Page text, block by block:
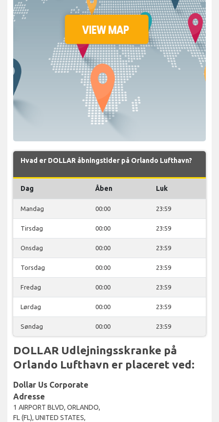
Hvad er DOLLAR åbningstider på Orlando Lufthavn?
Dag Åben Luk
Mandag 00:00 23:59
Tirsdag 00:00 23:59
Onsdag 00:00 23:59
Torsdag 00:00 23:59
Fredag 00:00 23:59
Lørdag 00:00 23:59
Søndag 00:00 23:59
DOLLAR Udlejningsskranke på
Orlando Lufthavn er placeret ved:
Dollar Us Corporate
Adresse
1 AIRPORT BLVD, ORLANDO,
FL (FL), UNITED STATES,